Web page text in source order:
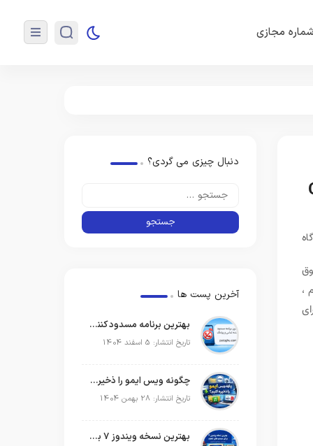
شماره مجازی
،
دنبال چیزی می گردی؟
آخرین پست ها
بهترین برنامه مسدود کننده تماس و پیامک در سال 2026
تاریخ انتشار: 5 اسفند 1404
چگونه ویس ایمو را ذخیره کنیم؟
تاریخ انتشار: 28 بهمن 1404
بهترین نسخه ویندوز 7 برای سیستم های ضعیف